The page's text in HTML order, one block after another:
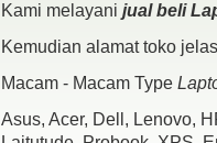
Kami melayani jual beli
Kemudian alamat toko
Macam - Macam Type
Asus, Acer, Dell, Lenovo,